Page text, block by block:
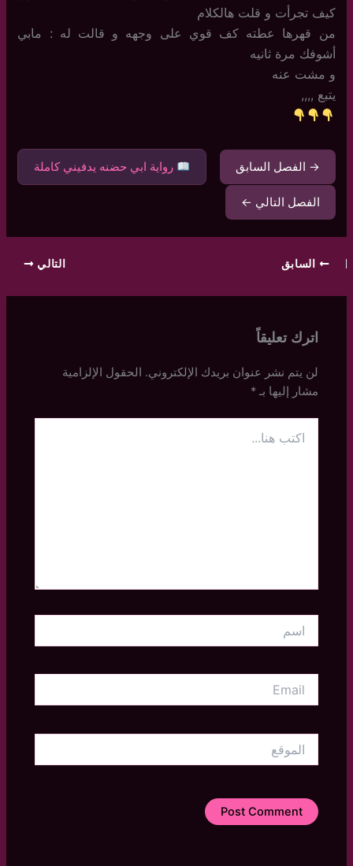
كيف تجرأت و قلت هالكلام
من قهرها عطته كف قوي على وجهه و قالت له : مابي
أشوفك مرة ثانيه
و مشت عنه
يتبع ,,,,
→ الفصل السابق رواية ابي حضنه يدفيني كاملة
الفصل التالي ←
السابق التالي
اترك تعليقاً
لن يتم نشر عنوان بريدك الإلكتروني. الحقول الإلزامية
مشار إليها بـ*
هنا...